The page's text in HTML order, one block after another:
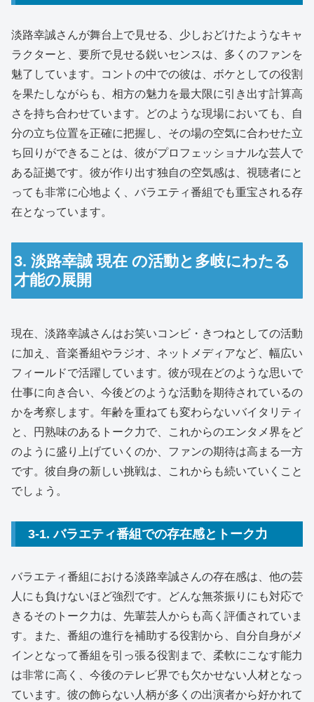
淡路幸誠さんが舞台上で見せる、少しおどけたようなキャ
ラクターと、要所で見せる鋭いセンスは、多くのファンを
魅了しています。コントの中での彼は、ボケとしての役割
を果たしながらも、相方の魅力を最大限に引き出す計算高
さを持ち合わせています。どのような現場においても、自
分の立ち位置を正確に把握し、その場の空気に合わせた立
ち回りができることは、彼がプロフェッショナルな芸人で
ある証拠です。彼が作り出す独自の空気感は、視聴者にと
っても非常に心地よく、バラエティ番組でも重宝される存
在となっています。
3. 淡路幸誠 現在 の活動と多岐にわたる
才能の展開
現在、淡路幸誠さんはお笑いコンビ・きつねとしての活動
に加え、音楽番組やラジオ、ネットメディアなど、幅広い
フィールドで活躍しています。彼が現在どのような思いで
仕事に向き合い、今後どのような活動を期待されているの
かを考察します。年齢を重ねても変わらないバイタリティ
と、円熟味のあるトーク力で、これからのエンタメ界をど
のように盛り上げていくのか、ファンの期待は高まる一方
です。彼自身の新しい挑戦は、これからも続いていくこと
でしょう。
3-1. バラエティ番組での存在感とトーク力
バラエティ番組における淡路幸誠さんの存在感は、他の芸
人にも負けないほど強烈です。どんな無茶振りにも対応で
きるそのトーク力は、先輩芸人からも高く評価されていま
す。また、番組の進行を補助する役割から、自分自身がメ
インとなって番組を引っ張る役割まで、柔軟にこなす能力
は非常に高く、今後のテレビ界でも欠かせない人材となっ
ています。彼の飾らない人柄が多くの出演者から好かれて